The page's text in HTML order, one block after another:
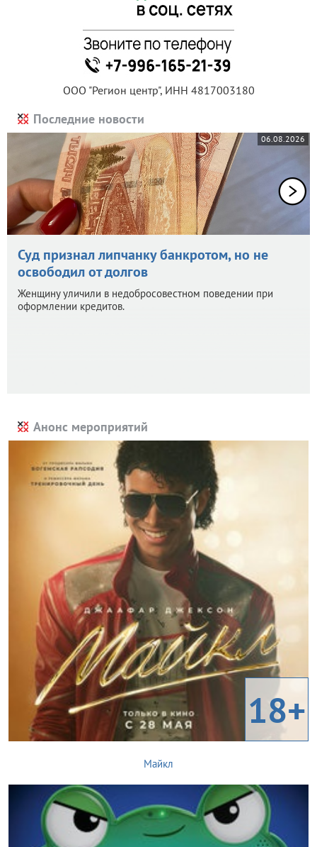
ООО "Регион центр", ИНН 4817003180
Последние новости
06.08.2026
Суд признал липчанку банкротом, но не
освободил от долгов
Женщину уличили в недобросовестном поведении при
оформлении кредитов.
Анонс мероприятий
18+
Майкл